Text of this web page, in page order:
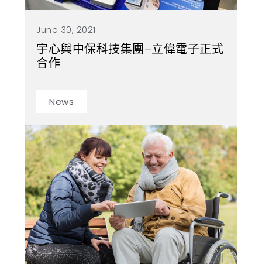
News
June 30, 2021
宇心與中保科技集團–立偉電子正式
合作